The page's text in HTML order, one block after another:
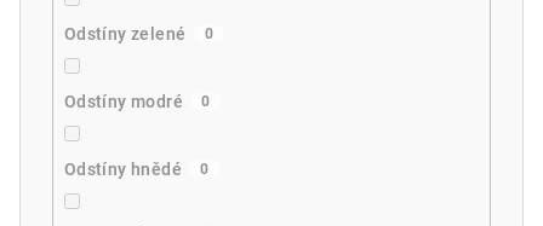
Odstíny zelené 0
Odstíny modré 0
Odstíny hnědé 0